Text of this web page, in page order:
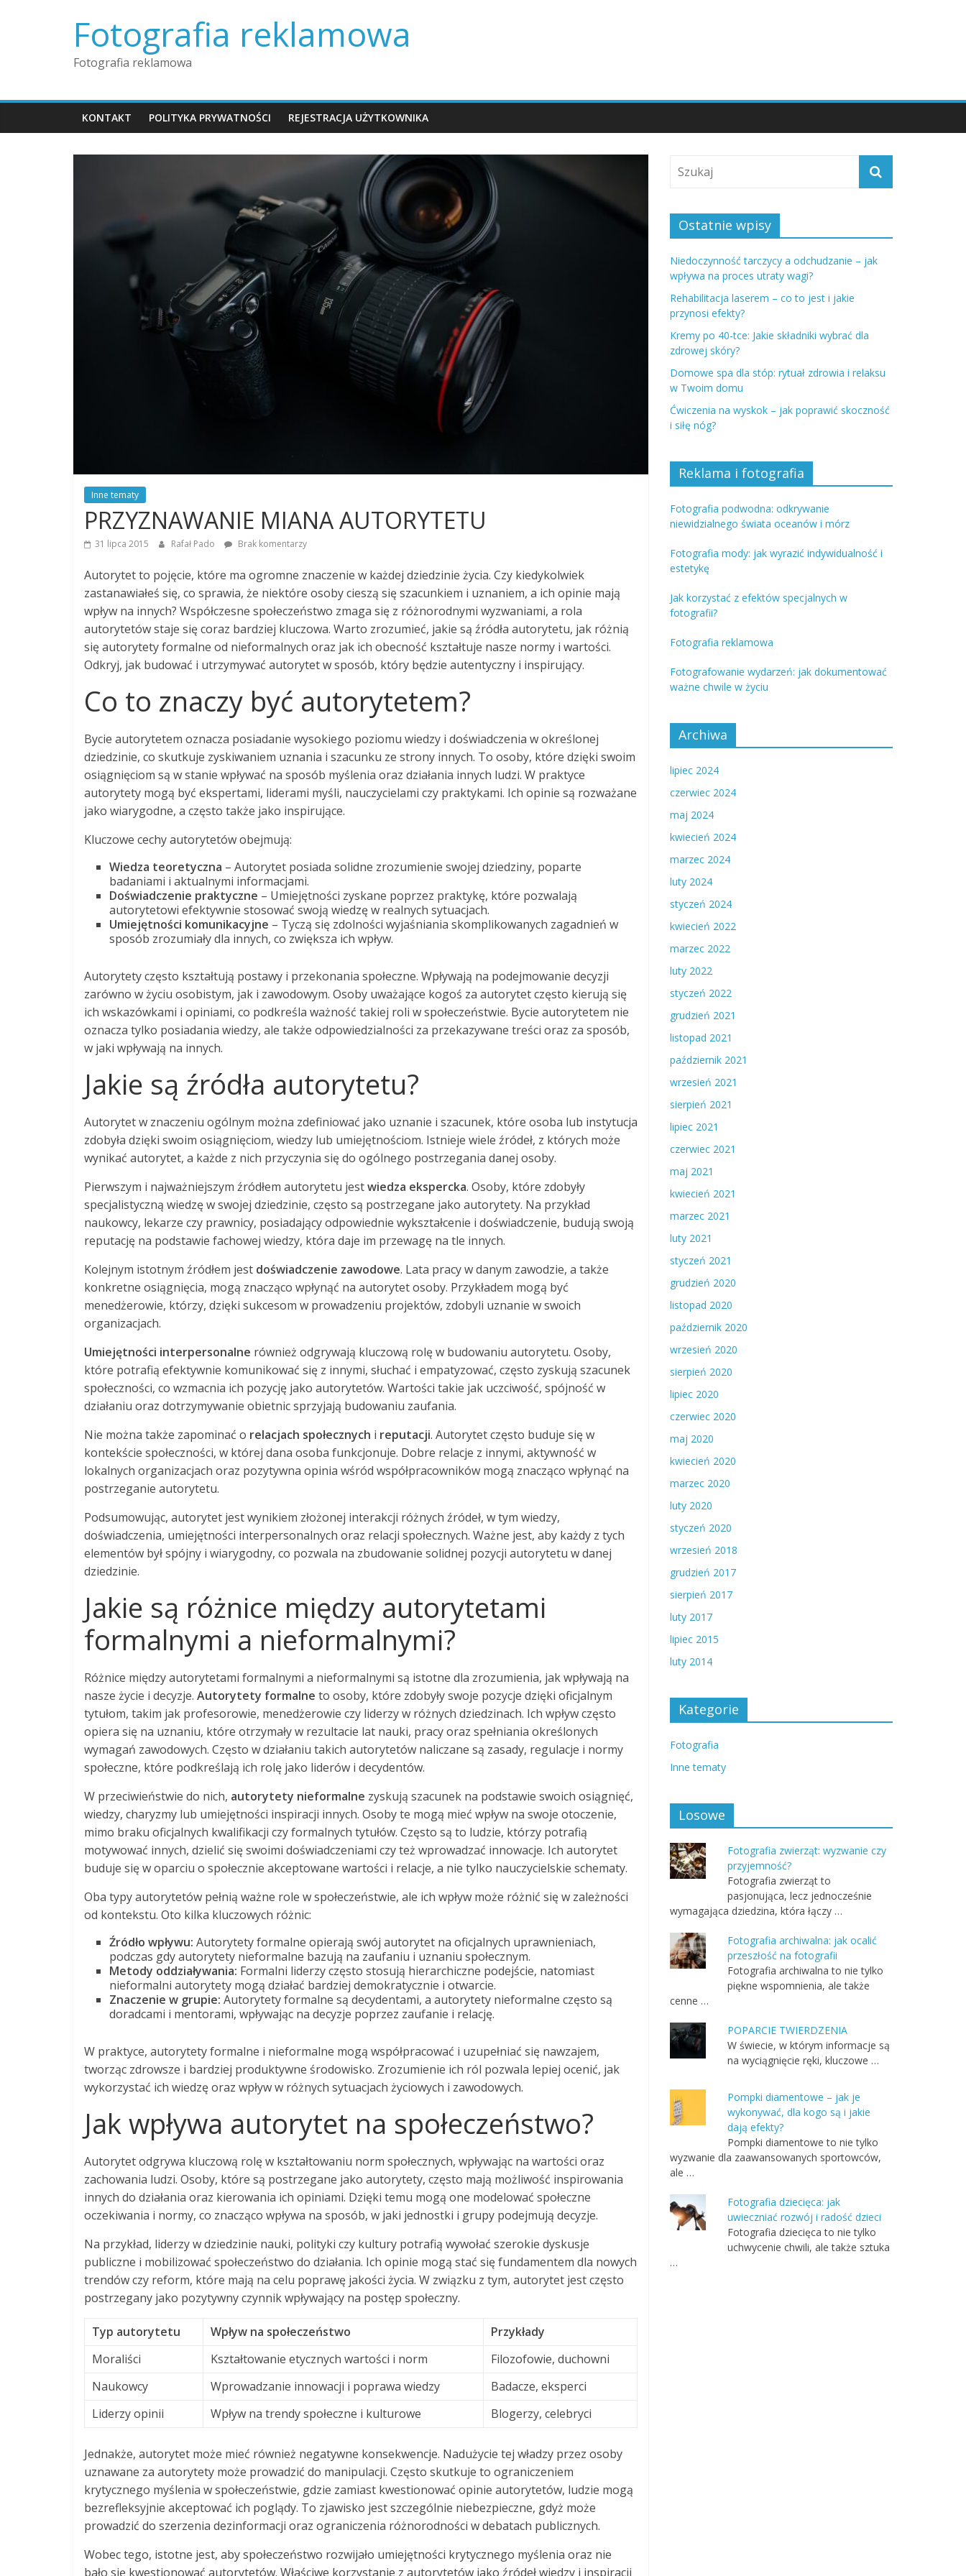
Fotografia reklamowa
Fotografia reklamowa
KONTAKT POLITYKA PRYWATNOŚCI REJESTRACJA UŻYTKOWNIKA
Inne tematy
PRZYZNAWANIE MIANA AUTORYTETU
31 lipca 2015 Rafał Pado Brak komentarzy
Autorytet to pojęcie, które ma ogromne znaczenie w każdej dziedzinie życia. Czy kiedykolwiek
zastanawiałeś się, co sprawia, że niektóre osoby cieszą się szacunkiem i uznaniem, a ich opinie mają
wpływ na innych? Współczesne społeczeństwo zmaga się z różnorodnymi wyzwaniami, a rola
autorytetów staje się coraz bardziej kluczowa. Warto zrozumieć, jakie są źródła autorytetu, jak różnią
się autorytety formalne od nieformalnych oraz jak ich obecność kształtuje nasze normy i wartości.
Odkryj, jak budować i utrzymywać autorytet w sposób, który będzie autentyczny i inspirujący.
Co to znaczy być autorytetem?
Bycie autorytetem oznacza posiadanie wysokiego poziomu wiedzy i doświadczenia w określonej
dziedzinie, co skutkuje zyskiwaniem uznania i szacunku ze strony innych. To osoby, które dzięki swoim
osiągnięciom są w stanie wpływać na sposób myślenia oraz działania innych ludzi. W praktyce
autorytety mogą być ekspertami, liderami myśli, nauczycielami czy praktykami. Ich opinie są rozważane
jako wiarygodne, a często także jako inspirujące.
Kluczowe cechy autorytetów obejmują:
Wiedza teoretyczna – Autorytet posiada solidne zrozumienie swojej dziedziny, poparte
badaniami i aktualnymi informacjami.
Doświadczenie praktyczne – Umiejętności zyskane poprzez praktykę, które pozwalają
autorytetowi efektywnie stosować swoją wiedzę w realnych sytuacjach.
Umiejętności komunikacyjne – Tyczą się zdolności wyjaśniania skomplikowanych zagadnień w
sposób zrozumiały dla innych, co zwiększa ich wpływ.
Autorytety często kształtują postawy i przekonania społeczne. Wpływają na podejmowanie decyzji
zarówno w życiu osobistym, jak i zawodowym. Osoby uważające kogoś za autorytet często kierują się
ich wskazówkami i opiniami, co podkreśla ważność takiej roli w społeczeństwie. Bycie autorytetem nie
oznacza tylko posiadania wiedzy, ale także odpowiedzialności za przekazywane treści oraz za sposób,
w jaki wpływają na innych.
Jakie są źródła autorytetu?
Autorytet w znaczeniu ogólnym można zdefiniować jako uznanie i szacunek, które osoba lub instytucja
zdobyła dzięki swoim osiągnięciom, wiedzy lub umiejętnościom. Istnieje wiele źródeł, z których może
wynikać autorytet, a każde z nich przyczynia się do ogólnego postrzegania danej osoby.
Pierwszym i najważniejszym źródłem autorytetu jestwiedza ekspercka. Osoby, które zdobyły
specjalistyczną wiedzę w swojej dziedzinie, często są postrzegane jako autorytety. Na przykład
naukowcy, lekarze czy prawnicy, posiadający odpowiednie wykształcenie i doświadczenie, budują swoją
reputację na podstawie fachowej wiedzy, która daje im przewagę na tle innych.
Kolejnym istotnym źródłem jest doświadczenie zawodowe. Lata pracy w danym zawodzie, a także
konkretne osiągnięcia, mogą znacząco wpłynąć na autorytet osoby. Przykładem mogą być
menedżerowie, którzy, dzięki sukcesom w prowadzeniu projektów, zdobyli uznanie w swoich
organizacjach.
Umiejętności interpersonalne również odgrywają kluczową rolę w budowaniu autorytetu. Osoby,
które potrafią efektywnie komunikować się z innymi, słuchać i empatyzować, często zyskują szacunek
społeczności, co wzmacnia ich pozycję jako autorytetów. Wartości takie jak uczciwość, spójność w
działaniu oraz dotrzymywanie obietnic sprzyjają budowaniu zaufania.
Nie można także zapominać o relacjach społecznych i reputacji. Autorytet często buduje się w
kontekście społeczności, w której dana osoba funkcjonuje. Dobre relacje z innymi, aktywność w
lokalnych organizacjach oraz pozytywna opinia wśród współpracowników mogą znacząco wpłynąć na
postrzeganie autorytetu.
Podsumowując, autorytet jest wynikiem złożonej interakcji różnych źródeł, w tym wiedzy,
doświadczenia, umiejętności interpersonalnych oraz relacji społecznych. Ważne jest, aby każdy z tych
elementów był spójny i wiarygodny, co pozwala na zbudowanie solidnej pozycji autorytetu w danej
dziedzinie.
Jakie są różnice między autorytetami
formalnymi a nieformalnymi?
Różnice między autorytetami formalnymi a nieformalnymi są istotne dla zrozumienia, jak wpływają na
nasze życie i decyzje. Autorytety formalne to osoby, które zdobyły swoje pozycje dzięki oficjalnym
tytułom, takim jak profesorowie, menedżerowie czy liderzy w różnych dziedzinach. Ich wpływ często
opiera się na uznaniu, które otrzymały w rezultacie lat nauki, pracy oraz spełniania określonych
wymagań zawodowych. Często w działaniu takich autorytetów naliczane są zasady, regulacje i normy
społeczne, które podkreślają ich rolę jako liderów i decydentów.
W przeciwieństwie do nich, autorytety nieformalne zyskują szacunek na podstawie swoich osiągnięć,
wiedzy, charyzmy lub umiejętności inspiracji innych. Osoby te mogą mieć wpływ na swoje otoczenie,
mimo braku oficjalnych kwalifikacji czy formalnych tytułów. Często są to ludzie, którzy potrafią
motywować innych, dzielić się swoimi doświadczeniami czy też wprowadzać innowacje. Ich autorytet
buduje się w oparciu o społecznie akceptowane wartości i relacje, a nie tylko nauczycielskie schematy.
Oba typy autorytetów pełnią ważne role w społeczeństwie, ale ich wpływ może różnić się w zależności
od kontekstu. Oto kilka kluczowych różnic:
Źródło wpływu: Autorytety formalne opierają swój autorytet na oficjalnych uprawnieniach,
podczas gdy autorytety nieformalne bazują na zaufaniu i uznaniu społecznym.
Metody oddziaływania: Formalni liderzy często stosują hierarchiczne podejście, natomiast
nieformalni autorytety mogą działać bardziej demokratycznie i otwarcie.
Znaczenie w grupie: Autorytety formalne są decydentami, a autorytety nieformalne często są
doradcami i mentorami, wpływając na decyzje poprzez zaufanie i relację.
W praktyce, autorytety formalne i nieformalne mogą współpracować i uzupełniać się nawzajem,
tworząc zdrowsze i bardziej produktywne środowisko. Zrozumienie ich ról pozwala lepiej ocenić, jak
wykorzystać ich wiedzę oraz wpływ w różnych sytuacjach życiowych i zawodowych.
Jak wpływa autorytet na społeczeństwo?
Autorytet odgrywa kluczową rolę w kształtowaniu norm społecznych, wpływając na wartości oraz
zachowania ludzi. Osoby, które są postrzegane jako autorytety, często mają możliwość inspirowania
innych do działania oraz kierowania ich opiniami. Dzięki temu mogą one modelować społeczne
oczekiwania i normy, co znacząco wpływa na sposób, w jaki jednostki i grupy podejmują decyzje.
Na przykład, liderzy w dziedzinie nauki, polityki czy kultury potrafią wywołać szerokie dyskusje
publiczne i mobilizować społeczeństwo do działania. Ich opinie mogą stać się fundamentem dla nowych
trendów czy reform, które mają na celu poprawę jakości życia. W związku z tym, autorytet jest często
postrzegany jako pozytywny czynnik wpływający na postęp społeczny.
Typ autorytetu Wpływ na społeczeństwo
Przykłady
Moraliści
Kształtowanie etycznych wartości i norm
Filozofowie, duchowni
Naukowcy
Wprowadzanie innowacji i poprawa wiedzy
Badacze, eksperci
Liderzy opinii
Wpływ na trendy społeczne i kulturowe Blogerzy, celebryci
Jednakże, autorytet może mieć również negatywne konsekwencje. Nadużycie tej władzy przez osoby
uznawane za autorytety może prowadzić do manipulacji. Często skutkuje to ograniczeniem
krytycznego myślenia w społeczeństwie, gdzie zamiast kwestionować opinie autorytetów, ludzie mogą
bezrefleksyjnie akceptować ich poglądy. To zjawisko jest szczególnie niebezpieczne, gdyż może
prowadzić do szerzenia dezinformacji oraz ograniczenia różnorodności w debatach publicznych.
Wobec tego, istotne jest, aby społeczeństwo rozwijało umiejętności krytycznego myślenia oraz nie
bało się kwestionować autorytetów. Właściwe korzystanie z autorytetów jako źródeł wiedzy i inspiracji
Ostatnie wpisy
Niedoczynność tarczycy a odchudzanie – jak
wpływa na proces utraty wagi?
Rehabilitacja laserem – co to jest i jakie
przynosi efekty?
Kremy po 40-tce: Jakie składniki wybrać dla
zdrowej skóry?
Domowe spa dla stóp: rytuał zdrowia i relaksu
w Twoim domu
Ćwiczenia na wyskok – jak poprawić skoczność
i siłę nóg?
Reklama i fotografia
Fotografia podwodna: odkrywanie
niewidzialnego świata oceanów i mórz
Fotografia mody: jak wyrazić indywidualność i
estetykę
Jak korzystać z efektów specjalnych w
fotografii?
Fotografia reklamowa
Fotografowanie wydarzeń: jak dokumentować
ważne chwile w życiu
Archiwa
lipiec 2024
czerwiec 2024
maj 2024
kwiecień 2024
marzec 2024
luty 2024
styczeń 2024
kwiecień 2022
marzec 2022
luty 2022
styczeń 2022
grudzień 2021
listopad 2021
październik 2021
wrzesień 2021
sierpień 2021
lipiec 2021
czerwiec 2021
maj 2021
kwiecień 2021
marzec 2021
luty 2021
styczeń 2021
grudzień 2020
listopad 2020
październik 2020
wrzesień 2020
sierpień 2020
lipiec 2020
czerwiec 2020
maj 2020
kwiecień 2020
marzec 2020
luty 2020
styczeń 2020
wrzesień 2018
grudzień 2017
sierpień 2017
luty 2017
lipiec 2015
luty 2014
Kategorie
Fotografia
Inne tematy
Losowe
Fotografia zwierząt: wyzwanie czy
przyjemność?
Fotografia zwierząt to
pasjonująca, lecz jednocześnie
wymagająca dziedzina, która łączy …
Fotografia archiwalna: jak ocalić
przeszłość na fotografii
Fotografia archiwalna to nie tylko
piękne wspomnienia, ale także
cenne …
POPARCIE TWIERDZENIA
W świecie, w którym informacje są
na wyciągnięcie ręki, kluczowe …
Pompki diamentowe – jak je
wykonywać, dla kogo są i jakie
dają efekty?
Pompki diamentowe to nie tylko
wyzwanie dla zaawansowanych sportowców,
ale …
Fotografia dziecięca: jak
uwieczniać rozwój i radość dzieci
Fotografia dziecięca to nie tylko
uchwycenie chwili, ale także sztuka
…